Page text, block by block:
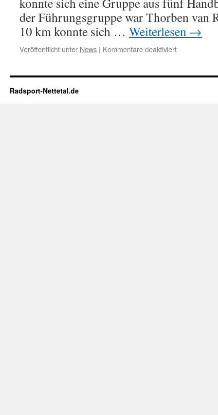
der Führungsgruppe war Thorben van
10 km konnte sich … Weiterlesen →
Veröffentlicht unter News | Kommentare deaktiviert
Radsport-Nettetal.de